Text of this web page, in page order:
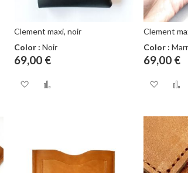
Clement maxi, noir
Color : Noir
69,00 €
Ajouter
d’envie
Clement
Color :
69,00 €
ma
liste